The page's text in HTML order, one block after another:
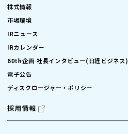
株式情報
市場環境
IRニュース
IRカレンダー
60th企画 社長インタビュー(日経ビジネス)
電子公告
ディスクロージャー・ポリシー
採用情報